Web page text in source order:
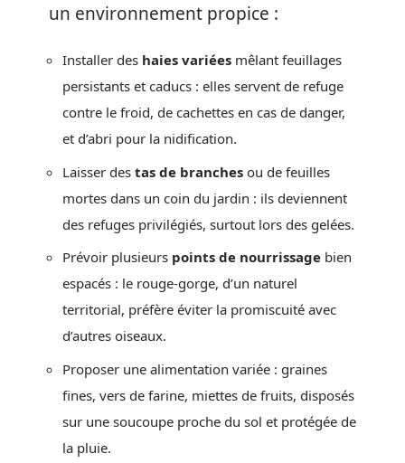
un environnement propice :
Installer des haies variées mêlant feuillages
persistants et caducs : elles servent de refuge
contre le froid, de cachettes en cas de danger,
et d’abri pour la nidification.
Laisser des tas de branches ou de feuilles
mortes dans un coin du jardin : ils deviennent
des refuges privilégiés, surtout lors des gelées.
Prévoir plusieurs points de nourrissage bien
espacés : le rouge-gorge, d’un naturel
territorial, préfère éviter la promiscuité avec
d’autres oiseaux.
Proposer une alimentation variée : graines
fines, vers de farine, miettes de fruits, disposés
sur une soucoupe proche du sol et protégée de
la pluie.